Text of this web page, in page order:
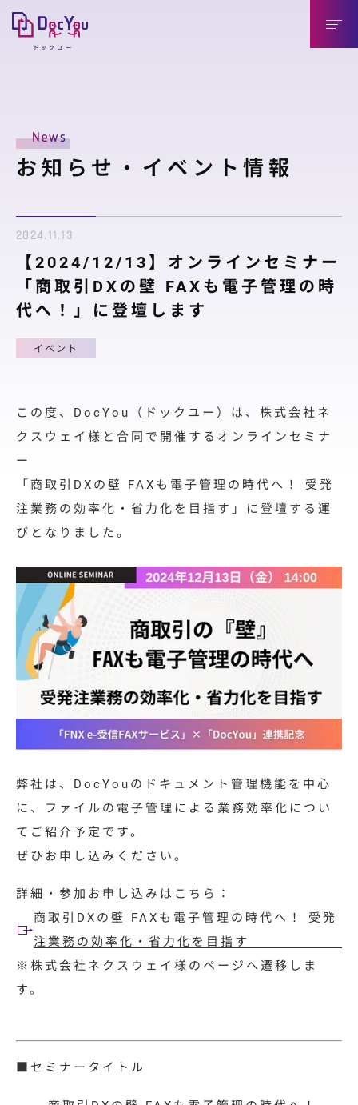
お問い合わせ
導入のメリット
導入企業様（送信側）
機能紹介
連携製品
料金プラン
取引先展開
サポート
導入事例
お役立ち情報
資料ダウンロード
セミナー情報
よくあるご質問
特集コラム
News
お知らせ・イベント情報
2024.11.13
【2024/12/13】オンラインセミナー
「商取引DXの壁 FAXも電子管理の時
代へ！」に登壇します
イベント
この度、DocYou（ドックユー）は、 株式会社ネ
クスウェイ様と合同で開催するオンラインセミナ
ー
「商取引DXの壁 FAXも電子管理の時代へ！ 受発
注業務の効率化・省力化を目指す」 に登壇する運
びとなりました。
弊社は、 DocYouのドキュメント管理機能を中心
に、ファイルの電子管理による業務効率化につい
てご紹介予定です。
ぜひお申し込みください。
詳細・参加お申し込みはこちら：
商取引DXの壁 FAXも電子管理の時代へ！ 受発
注業務の効率化・省力化を目指す
※株式会社ネクスウェイ様のページへ遷移しま
す。
■セミナータイトル